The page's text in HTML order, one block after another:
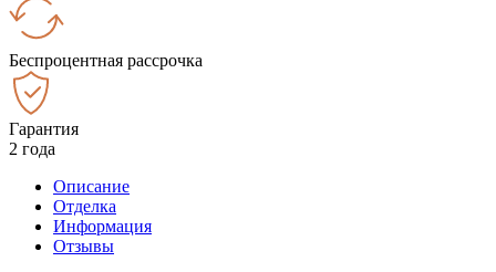
Беспроцентная рассрочка
Гарантия
2 года
Описание
Отделка
Информация
Отзывы